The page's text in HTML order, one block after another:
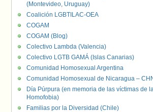
(Montevideo, Uruguay)
Coalición LGBTILAC-OEA
COGAM
COGAM (Blog)
Colectivo Lambda (Valencia)
Colectivo LGTB GAMÁ (Islas Canarias)
Comunidad Homosexual Argentina
Comunidad Homosexual de Nicaragua –
Día Púrpura (en memoria de las víctimas de
Homofobia)
Familias por la Diversidad (Chile)